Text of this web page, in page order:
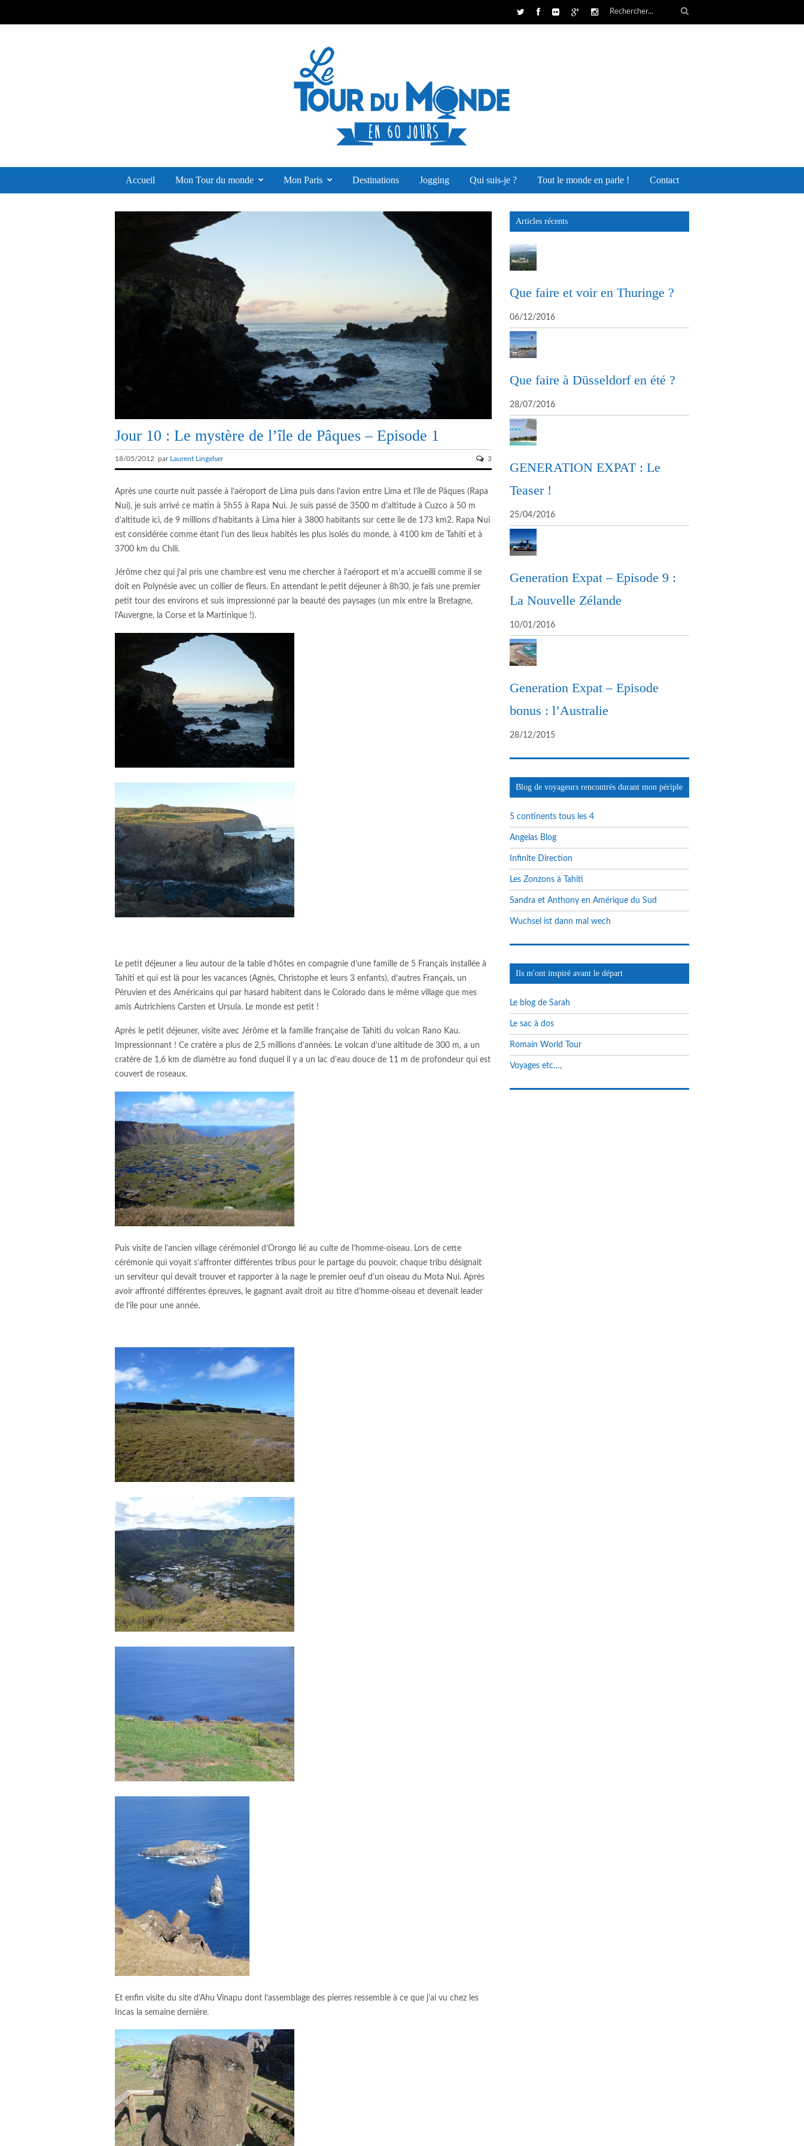
Accueil Mon Tour du monde Mon Paris Destinations Jogging Qui suis-je ? Tout le monde en parle ! Contact
Jour 10 : Le mystère de l’île de Pâques – Episode 1
18/05/2012 par Laurent Lingelser 3
Après une courte nuit passée à l’aéroport de Lima puis dans l’avion entre Lima et l’île de Pâques (Rapa
Nui), je suis arrivé ce matin à 5h55 à Rapa Nui. Je suis passé de 3500 m d’altitude à Cuzco à 50 m
d’altitude ici, de 9 millions d’habitants à Lima hier à 3800 habitants sur cette île de 173 km2. Rapa Nui
est considérée comme étant l’un des lieux habités les plus isolés du monde, à 4100 km de Tahiti et à
3700 km du Chili.
Jérôme chez qui j’ai pris une chambre est venu me chercher à l’aéroport et m’a accueilli comme il se
doit en Polynésie avec un collier de fleurs. En attendant le petit déjeuner à 8h30, je fais une premier
petit tour des environs et suis impressionné par la beauté des paysages (un mix entre la Bretagne,
l’Auvergne, la Corse et la Martinique !).
Le petit déjeuner a lieu autour de la table d’hôtes en compagnie d’une famille de 5 Français installée à
Tahiti et qui est là pour les vacances (Agnès, Christophe et leurs 3 enfants), d’autres Français, un
Péruvien et des Américains qui par hasard habitent dans le Colorado dans le même village que mes
amis Autrichiens Carsten et Ursula. Le monde est petit !
Après le petit déjeuner, visite avec Jérôme et la famille française de Tahiti du volcan Rano Kau.
Impressionnant ! Ce cratère a plus de 2,5 millions d’années. Le volcan d’une altitude de 300 m, a un
cratère de 1,6 km de diamètre au fond duquel il y a un lac d’eau douce de 11 m de profondeur qui est
couvert de roseaux.
Puis visite de l’ancien village cérémoniel d’Orongo lié au culte de l’homme-oiseau. Lors de cette
cérémonie qui voyait s’affronter différentes tribus pour le partage du pouvoir, chaque tribu désignait
un serviteur qui devait trouver et rapporter à la nage le premier oeuf d’un oiseau du Mota Nui. Après
avoir affronté différentes épreuves, le gagnant avait droit au titre d’homme-oiseau et devenait leader
de l’île pour une année.
Et enfin visite du site d’Ahu Vinapu dont l’assemblage des pierres ressemble à ce que j’ai vu chez les
Incas la semaine dernière.
Articles récents
Que faire et voir en Thuringe ?
06/12/2016
Que faire à Düsseldorf en été ?
28/07/2016
GENERATION EXPAT : Le
Teaser !
25/04/2016
Generation Expat – Episode 9 :
La Nouvelle Zélande
10/01/2016
Generation Expat – Episode
bonus : l’Australie
28/12/2015
Blog de voyageurs rencontrés durant mon périple
5 continents tous les 4
Angelas Blog
Infinite Direction
Les Zonzons à Tahiti
Sandra et Anthony en Amérique du Sud
Wuchsel ist dann mal wech
Ils m'ont inspiré avant le départ
Le blog de Sarah
Le sac à dos
Romain World Tour
Voyages etc…,